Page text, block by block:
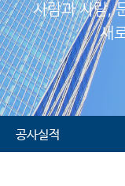
사람과 사람,
새
공사실적